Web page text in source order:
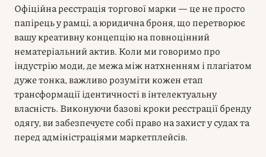
Офіційна реєстрація торгової марки — це не просто
папірець у рамці, а юридична броня, що перетворює
вашу креативну концепцію на повноцінний
нематеріальний актив. Коли ми говоримо про
індустрію моди, де межа між натхненням і плагіатом
дуже тонка, важливо розуміти кожен етап
трансформації ідентичності в інтелектуальну
власність. Виконуючи базові кроки реєстрації бренду
одягу, ви забезпечуєте собі право на захист у судах та
перед адміністраціями маркетплейсів.